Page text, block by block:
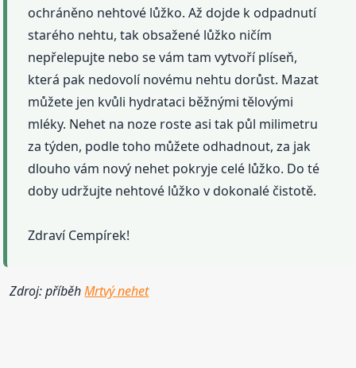
ochráněno nehtové lůžko. Až dojde k odpadnutí
starého nehtu, tak obsažené lůžko ničím
nepřelepujte nebo se vám tam vytvoří plíseň,
která pak nedovolí novému nehtu dorůst. Mazat
můžete jen kvůli hydrataci běžnými tělovými
mléky. Nehet na noze roste asi tak půl milimetru
za týden, podle toho můžete odhadnout, za jak
dlouho vám nový nehet pokryje celé lůžko. Do té
doby udržujte nehtové lůžko v dokonalé čistotě.
Zdraví Cempírek!
Zdroj: příběhMrtvý nehet